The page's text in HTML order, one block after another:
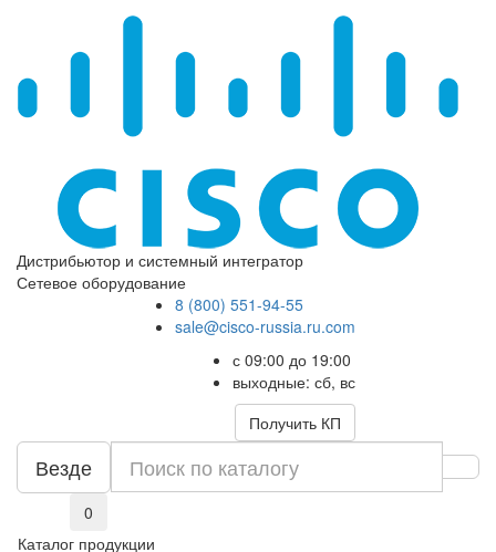
Дистрибьютор и системный интегратор
Сетевое оборудование
8 (800) 551-94-55
sale@cisco-russia.ru.com
с 09:00 до 19:00
выходные: сб, вс
Получить КП
Везде
0
Каталог продукции